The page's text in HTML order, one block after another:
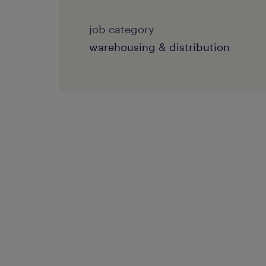
job category
warehousing & distribution